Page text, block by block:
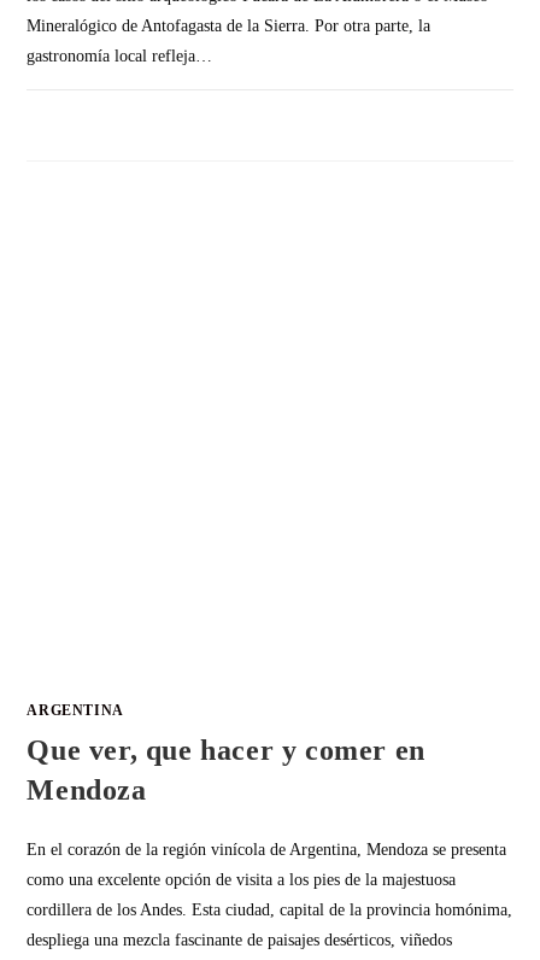
Mineralógico de Antofagasta de la Sierra. Por otra parte, la
gastronomía local refleja…
ARGENTINA
Que ver, que hacer y comer en
Mendoza
En el corazón de la región vinícola de Argentina, Mendoza se presenta
como una excelente opción de visita a los pies de la majestuosa
cordillera de los Andes. Esta ciudad, capital de la provincia homónima,
despliega una mezcla fascinante de paisajes desérticos, viñedos